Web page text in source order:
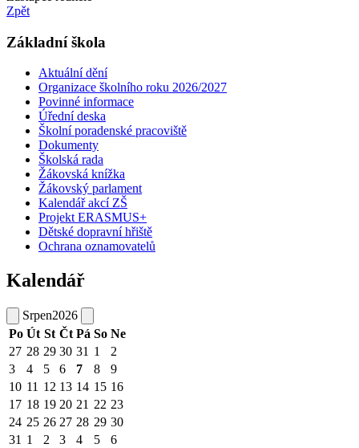
Zpět
Základní škola
Aktuální dění
Organizace školního roku 2026/2027
Povinné informace
Úřední deska
Školní poradenské pracoviště
Dokumenty
Školská rada
Žákovská knížka
Žákovský parlament
Kalendář akcí ZŠ
Projekt ERASMUS+
Dětské dopravní hřiště
Ochrana oznamovatelů
Kalendář
Srpen2026
Po Út St Čt Pá So Ne
27 28 29 30 31 1
2
3
4 5 6 7 8
9
10 11 12 13 14 15 16
17 18 19 20 21 22 23
24 25 26 27 28 29 30
31 1 2 3 4 5 6